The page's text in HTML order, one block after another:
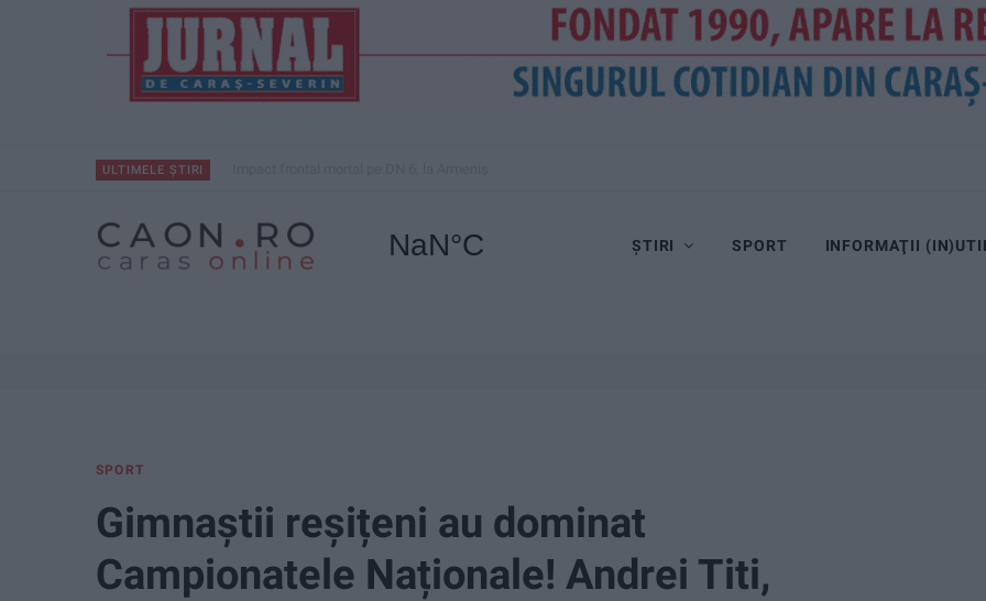
ULTIMELE ȘTIRI
ȘTIRI SPORT INFORMAŢII
SPORT
Gimnaștii reșițeni au dominat
Campionatele Naționale! Andrei Titi,